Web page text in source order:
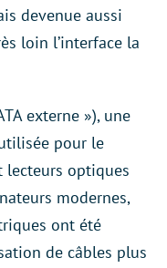
devenue aussi
loin l’interface la
externe »), une
pour le
lecteurs optiques
modernes,
ont été
de câbles plus